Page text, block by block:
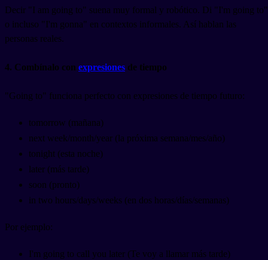
Decir "I am going to" suena muy formal y robótico. Di "I'm going to"
o incluso "I'm gonna" en contextos informales. Así hablan las
personas reales.
4. Combínalo con expresiones de tiempo
"Going to" funciona perfecto con expresiones de tiempo futuro:
tomorrow (mañana)
next week/month/year (la próxima semana/mes/año)
tonight (esta noche)
later (más tarde)
soon (pronto)
in two hours/days/weeks (en dos horas/días/semanas)
Por ejemplo:
I'm going to call you later (Te voy a llamar más tarde)